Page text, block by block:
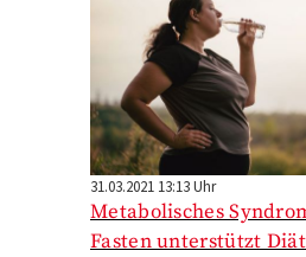
31.03.2021 13:13 Uhr
Metabolisches
Fasten unterstützt